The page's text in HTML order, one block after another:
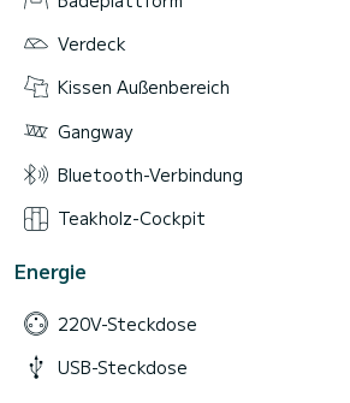
Verdeck
Kissen Außenbereich
Gangway
Bluetooth-Verbindung
Teakholz-Cockpit
Energie
220V-Steckdose
USB-Steckdose